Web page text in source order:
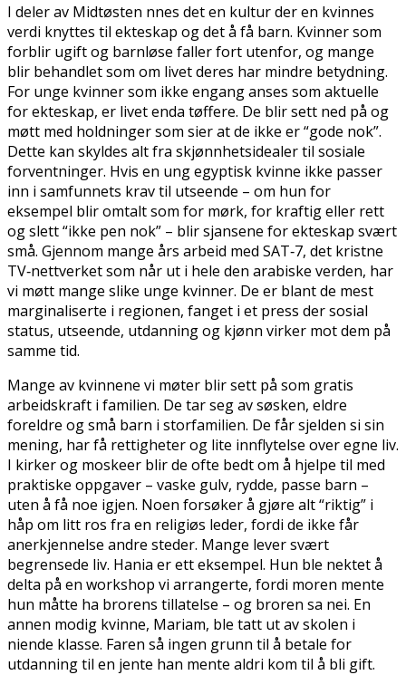
I deler av Midtøsten finnes det en kultur der en kvinnes
verdi knyttes til ekteskap og det å få barn. Kvinner som
forblir ugift og barnløse faller fort utenfor, og mange
blir behandlet som om livet deres har mindre betydning.
For unge kvinner som ikke engang anses som aktuelle
for ekteskap, er livet enda tøffere. De blir sett ned på og
møtt med holdninger som sier at de ikke er “gode nok”.
Dette kan skyldes alt fra skjønnhetsidealer til sosiale
forventninger. Hvis en ung egyptisk kvinne ikke passer
inn i samfunnets krav til utseende – om hun for
eksempel blir omtalt som for mørk, for kraftig eller rett
og slett “ikke pen nok” – blir sjansene for ekteskap svært
små. Gjennom mange års arbeid med SAT‑7, det kristne
TV‑nettverket som når ut i hele den arabiske verden, har
vi møtt mange slike unge kvinner. De er blant de mest
marginaliserte i regionen, fanget i et press der sosial
status, utseende, utdanning og kjønn virker mot dem på
samme tid.
Mange av kvinnene vi møter blir sett på som gratis
arbeidskraft i familien. De tar seg av søsken, eldre
foreldre og små barn i storfamilien. De får sjelden si sin
mening, har få rettigheter og lite innflytelse over egne liv.
I kirker og moskeer blir de ofte bedt om å hjelpe til med
praktiske oppgaver – vaske gulv, rydde, passe barn –
uten å få noe igjen. Noen forsøker å gjøre alt “riktig” i
håp om litt ros fra en religiøs leder, fordi de ikke får
anerkjennelse andre steder. Mange lever svært
begrensede liv. Hania er ett eksempel. Hun ble nektet å
delta på en workshop vi arrangerte, fordi moren mente
hun måtte ha brorens tillatelse – og broren sa nei. En
annen modig kvinne, Mariam, ble tatt ut av skolen i
niende klasse. Faren så ingen grunn til å betale for
utdanning til en jente han mente aldri kom til å bli gift.